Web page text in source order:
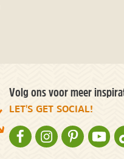
Volg ons voor meer
LET'S GET SOCIAL!
NATURESCANNER OP
NATURESCANNER